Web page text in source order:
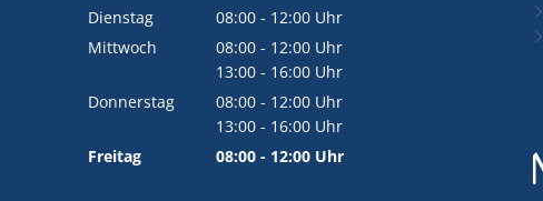
Von 13:00 bis 18:00 Uhr
Dienstag 08:00 - 12:00 Uhr
Von 08:00 bis 12:00 Uhr
Mittwoch 08:00 - 12:00 Uhr
Von 08:00 bis 12:00 Uhr
13:00 - 16:00 Uhr
Von 13:00 bis 16:00 Uhr
Donnerstag 08:00 - 12:00 Uhr
Von 08:00 bis 12:00 Uhr
13:00 - 16:00 Uhr
Von 13:00 bis 16:00 Uhr
Freitag 08:00 - 12:00 Uhr